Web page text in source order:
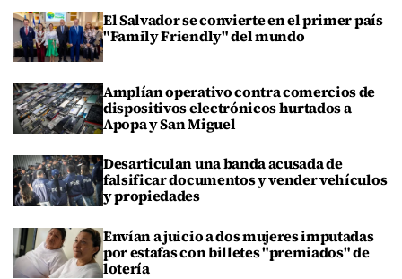
El Salvador se convierte en el primer país
"Family Friendly" del mundo
Amplían operativo contra comercios de
dispositivos electrónicos hurtados a
Apopa y San Miguel
Desarticulan una banda acusada de
falsificar documentos y vender vehículos
y propiedades
Envían a juicio a dos mujeres imputadas
por estafas con billetes "premiados" de
lotería